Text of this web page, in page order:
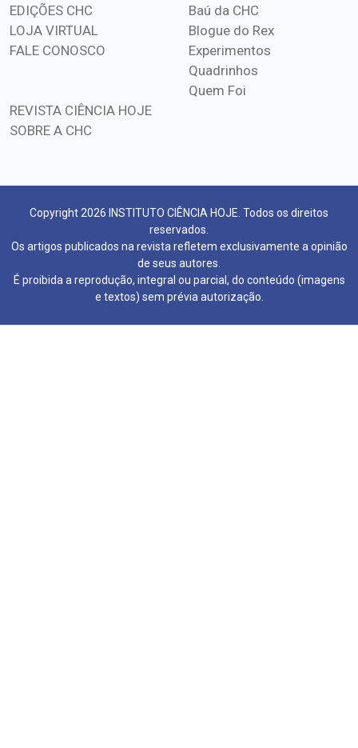
EDIÇÕES CHC
LOJA VIRTUAL
FALE CONOSCO
Baú da CHC
Blogue do Rex
Experimentos
Quadrinhos
Quem Foi
REVISTA CIÊNCIA HOJE
SOBRE A CHC
Copyright 2026 INSTITUTO CIÊNCIA HOJE. Todos os direitos
reservados.
Os artigos publicados na revista refletem exclusivamente a opinião
de seus autores.
É proibida a reprodução, integral ou parcial, do conteúdo (imagens
e textos) sem prévia autorização.